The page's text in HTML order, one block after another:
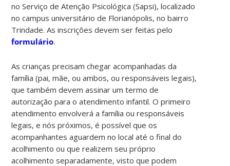
no Serviço de Atenção Psicológica (Sapsi), localizado
no campus universitário de Florianópolis, no bairro
Trindade. As inscrições devem ser feitas pelo
formulário.
As crianças precisam chegar acompanhadas da
família (pai, mãe, ou ambos, ou responsáveis legais),
que também devem assinar um termo de
autorização para o atendimento infantil. O primeiro
atendimento envolverá a família ou responsáveis
legais, e nós próximos, é possível que os
acompanhantes aguardem no local até o final do
acolhimento ou que realizem seu próprio
acolhimento separadamente, visto que podem